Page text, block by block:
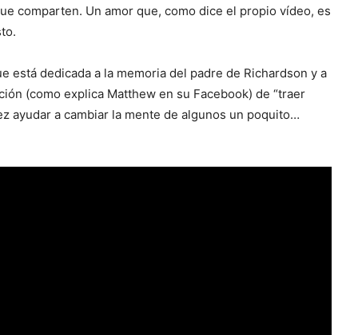
comparten. Un amor que, como dice el propio vídeo, es
está dedicada a la memoria del padre de Richardson y a
(como explica Matthew en su Facebook) de “traer
ayudar a cambiar la mente de algunos un poquito…